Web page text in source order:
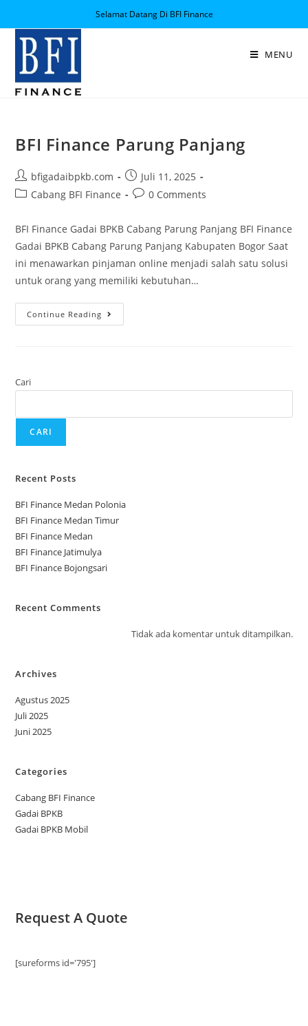
Selamat Datang Di BFI Finance
MENU
BFI Finance Parung Panjang
bfigadaibpkb.com
Juli 11, 2025
Cabang BFI Finance
0 Comments
BFI Finance Gadai BPKB Cabang Parung Panjang BFI Finance
Gadai BPKB Cabang Parung Panjang Kabupaten Bogor Saat
ini menawarkan pinjaman online menjadi salah satu solusi
untuk orang yang memiliki kebutuhan…
Continue Reading
Cari
CARI
Recent Posts
BFI Finance Medan Polonia
BFI Finance Medan Timur
BFI Finance Medan
BFI Finance Jatimulya
BFI Finance Bojongsari
Recent Comments
Tidak ada komentar untuk ditampilkan.
Archives
Agustus 2025
Juli 2025
Juni 2025
Categories
Cabang BFI Finance
Gadai BPKB
Gadai BPKB Mobil
Request A Quote
[sureforms id='795']